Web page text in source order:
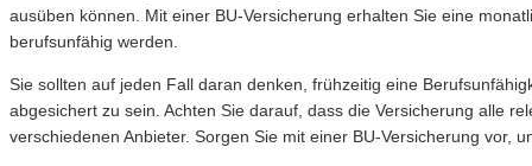
ausüben können. Mit einer BU-Versicherung erhalten Sie eine
berufsunfähig werden.
Sie sollten auf jeden Fall daran denken, frühzeitig eine
abgesichert zu sein. Achten Sie darauf, dass die Versicherung alle
verschiedenen Anbieter. Sorgen Sie mit einer BU-Versicherung vor,